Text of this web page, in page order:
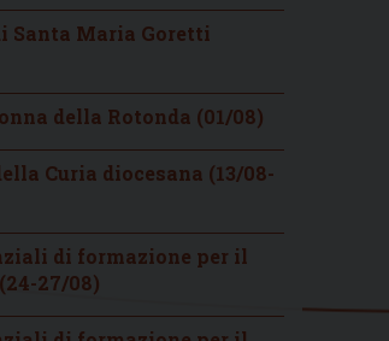
Santa Maria Goretti
della Rotonda (01/08)
Curia diocesana (13/08-
di formazione per il
27/08)